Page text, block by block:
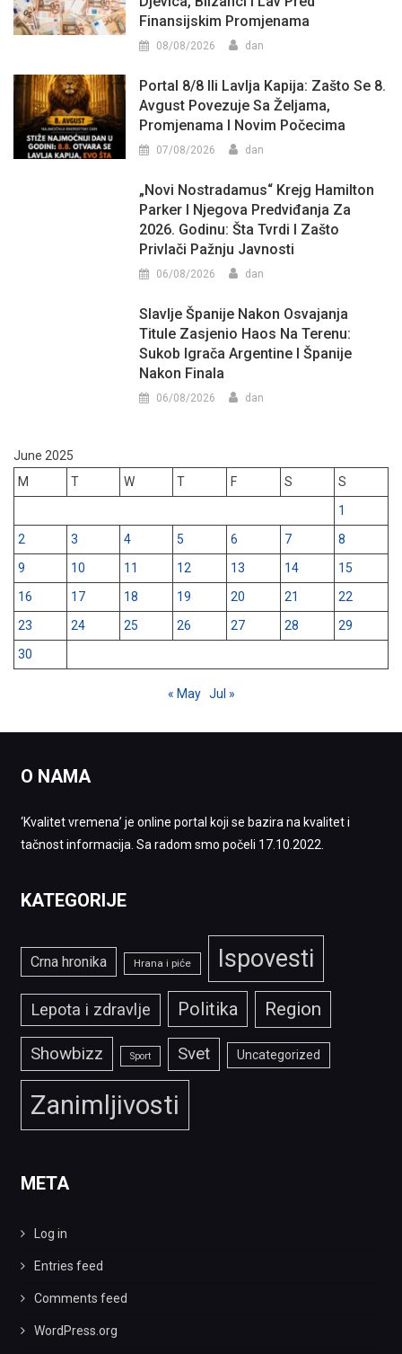
Finansijskim Promjenama
08/08/2026 dan
Portal 8/8 Ili Lavlja Kapija: Zašto Se 8.
Avgust Povezuje Sa Željama,
Promjenama I Novim Počecima
07/08/2026 dan
„Novi Nostradamus“ Krejg Hamilton
Parker I Njegova Predviđanja Za
2026. Godinu: Šta Tvrdi I Zašto
Privlači Pažnju Javnosti
06/08/2026 dan
Slavlje Španije Nakon Osvajanja
Titule Zasjenio Haos Na Terenu:
Sukob Igrača Argentine I Španije
Nakon Finala
06/08/2026 dan
June 2025
M
T W T F S
S
1
2
3 4 5 6 7
8
9
10 11 12 13 14
15
16
17 18 19 20 21
22
23
24 25 26 27 28
29
30
« May Jul »
O NAMA
‘Kvalitet vremena’ je online portal koji se bazira na kvalitet i
tačnost informacija. Sa radom smo počeli 17.10.2022.
KATEGORIJE
Crna hronika Hrana i piće Ispovesti
Lepota i zdravlje Politika Region
Showbizz Sport Svet Uncategorized
Zanimljivosti
META
Log in
Entries feed
Comments feed
WordPress.org